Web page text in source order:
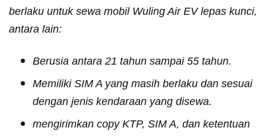
berlaku untuk sewa mobil Wuling Air EV lepas kunci,
antara lain:
Berusia antara 21 tahun sampai 55 tahun.
Memiliki SIM A yang masih berlaku dan sesuai
dengan jenis kendaraan yang disewa.
mengirimkan copy KTP, SIM A, dan ketentuan